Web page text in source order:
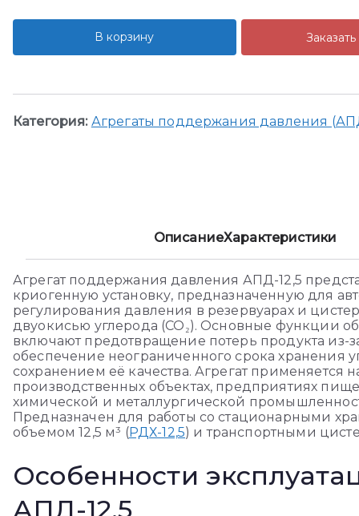
В корзину
Категория: Агрегаты поддержания давления
ОписаниеХарактеристики
Агрегат поддержания давления АПД-12,5
криогенную установку, предназначенную для
регулирования давления в резервуарах и
двуокисью углерода (CO₂). Основные функции
включают предотвращение потерь продукта из-
обеспечение неограниченного срока хранения
сохранением её качества. Агрегат применяется
производственных объектах, предприятиях
химической и металлургической
Предназначен для работы со стационарными
объемом 12,5 м³ (РДХ-12,5) и транспортными
Особенности
АПД-12,5